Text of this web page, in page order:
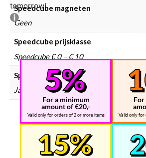
Speedcube magneten
Geen
Speedcube prijsklasse
Speedcube € 0 – € 10
Speedcube WCA puzzels
Ja
tomorrow!
For a minimum
amount of €20,-
Valid only for orders of 2 or more items
For
Valid only for